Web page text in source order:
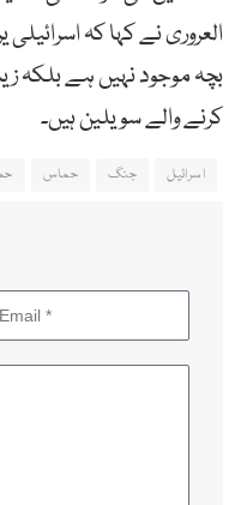
العروری نے کہا کہ
بچہ موجود نہیں ہے بلکہ
کرنے والے سویلین ہیں۔
اسرائیل جنگ حماس